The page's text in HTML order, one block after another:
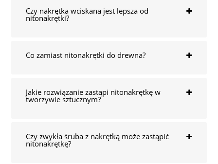
Czy nakrętka wciskana jest lepsza od
nitonakrętki?
Co zamiast nitonakrętki do drewna?
Jakie rozwiązanie zastąpi nitonakrętkę w
tworzywie sztucznym?
Czy zwykła śruba z nakrętką może zastąpić
nitonakrętkę?